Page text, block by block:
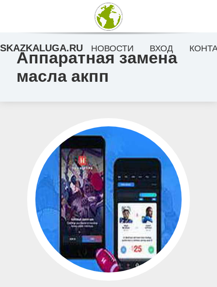
Аппаратная замена
масла акпп
SKAZKALUGA.RU НОВОСТИ ВХОД